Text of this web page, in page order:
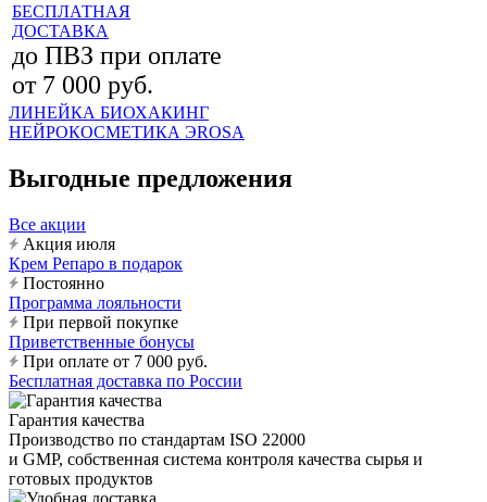
БЕСПЛАТНАЯ
ДОСТАВКА
до ПВЗ при оплате
от 7 000 руб.
ЛИНЕЙКА БИОХАКИНГ
НЕЙРОКОСМЕТИКА ЭROSA
Выгодные предложения
Все акции
Акция июля
Крем Репаро в подарок
Постоянно
Программа лояльности
При первой покупке
Приветственные бонусы
При оплате от 7 000 руб.
Бесплатная доставка по России
Гарантия качества
Производство по стандартам ISO 22000
и GMP, собственная система контроля качества сырья и
готовых продуктов